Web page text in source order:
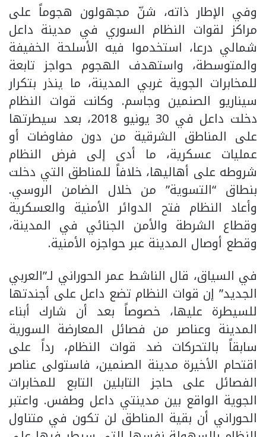
وفي الإطار ذاته، شنّ مجهولون هجوماً على
مراكز لقوات النظام السوري في مدينة داعل
شمالي درعا، استخدموا فيه الأسلحة الخفيفة
والمتوسطة، واستهدف الهجوم حواجز تابعة
للمخابرات الجوية غربي المدينة، ما ينذر بتكرار
سيناريو الصنمين وجاسم. وكانت قوات النظام
دخلت داعل في 30 يونيو 2018، بعد سيطرتها
على المناطق الشرقية من دون مفاوضات أو
عمليات عسكرية، ما أدى إلى فرض النظام
شروطه على أهاليها، خلافاً للمناطق التي دخلت
بنطاق “التسوية” من خلال الضامن الروسي.
وأعاد النظام فتح الدوائر الأمنية والعسكرية
وقطاع الشرطة والأمن الجنائي في المدينة،
وقطع أوصال المدينة عبر حواجزه الأمنية.
في السياق، قال الناشط عمر الحوراني لـ”العربي
الجديد” إن قوات النظام تضع داعل على أجندتها
للسيطرة عليها، خصوصاً بعد أن شارك أبناء
المدينة وعناصر من فصائل المعارضة السورية
سابقاً بالتحركات ضد قوات النظام، رداً على
اقتحام الأخيرة مدينة الصنمين، فاستولى عناصر
الفصائل على حاجز التابلين التابع للمخابرات
الجوية الواقع بين مدينتي داعل وطفس. واعتبر
الحوراني أن بقية المناطق لن تكون في متناول